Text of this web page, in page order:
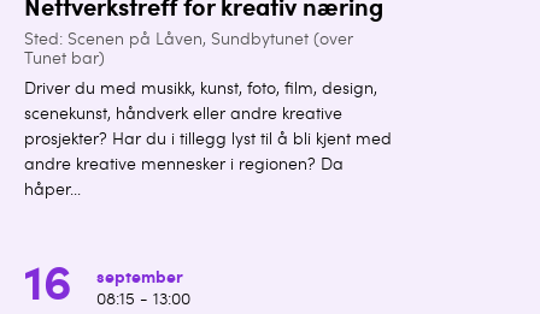
Nettverkstreff for kreativ næring
Sted: Scenen på Låven, Sundbytunet (over
Tunet bar)
Driver du med musikk, kunst, foto, film, design,
scenekunst, håndverk eller andre kreative
prosjekter? Har du i tillegg lyst til å bli kjent med
andre kreative mennesker i regionen? Da
håper...
16
september
08:15 - 13:00